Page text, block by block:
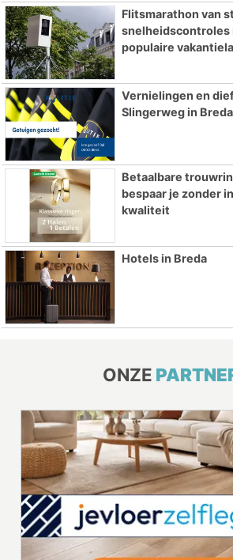
Flitsmarathon van
snelheidscontroles
populaire
Vernielingen en
Slingerweg in Breda
Betaalbare
bespaar je zonder
kwaliteit
Hotels in Breda
ONZE